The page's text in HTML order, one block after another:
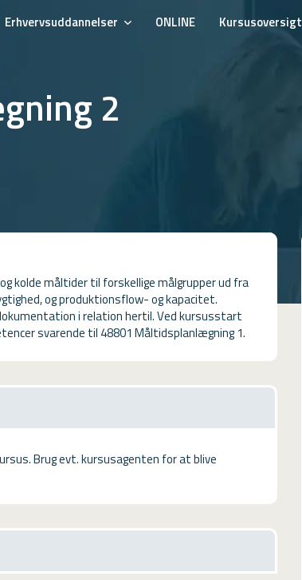
Erhvervsuddannelser ONLINE Kursusoversigt
2
kolde måltider til forskellige målgrupper ud fra
og produktionsflow- og kapacitet.
i relation hertil. Ved kursusstart
svarende til 48801 Måltidsplanlægning 1.
Brug evt. kursusagenten for at blive